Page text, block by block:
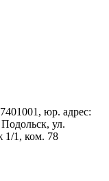
юр. адрес:
ул.
1/1, ком. 78